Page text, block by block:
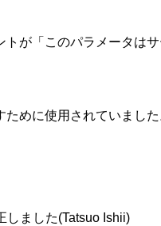
が「このパラメータは
めに使用されていまし
しました(Tatsuo Ishii)